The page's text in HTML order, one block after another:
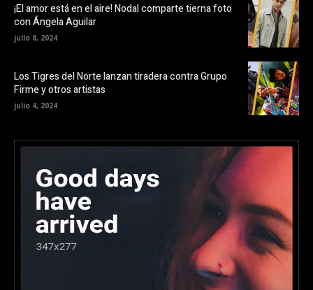
¡El amor está en el aire! Nodal comparte tierna foto
con Ángela Aguilar
julio 8, 2024
Los Tigres del Norte lanzan tiradera contra Grupo
Firme y otros artistas
julio 4, 2024